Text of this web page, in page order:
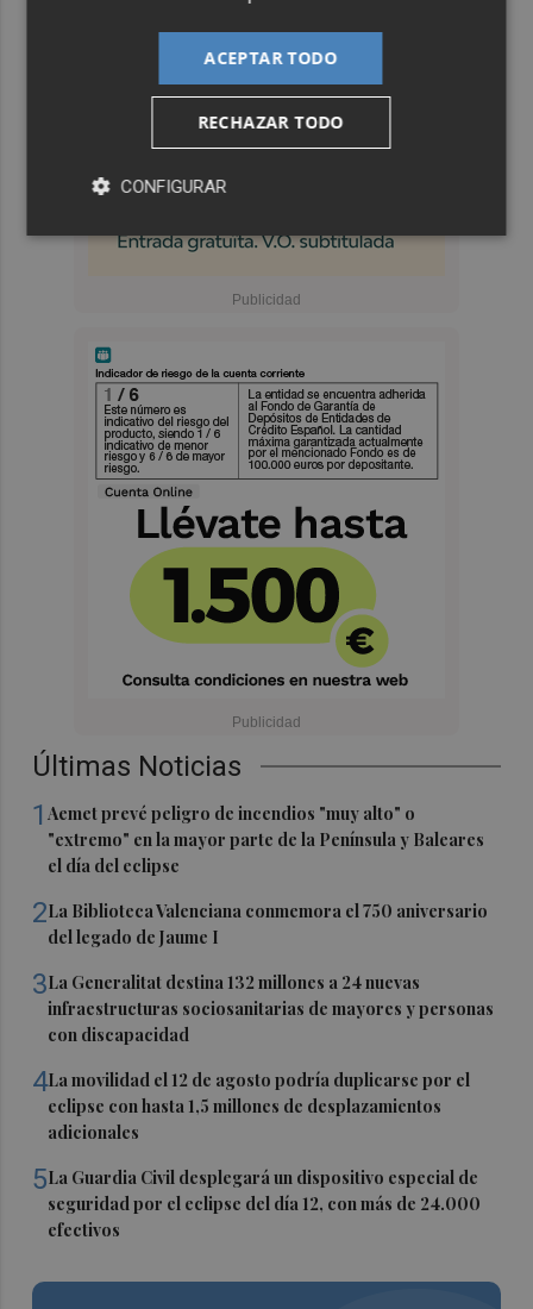
Últimas Noticias
1Aemet prevé peligro de incendios "muy alto" o
"extremo" en la mayor parte de la Península y Baleares
el día del eclipse
2La Biblioteca Valenciana conmemora el 750 aniversario
del legado de Jaume I
3La Generalitat destina 132 millones a 24 nuevas
infraestructuras sociosanitarias de mayores y personas
con discapacidad
4La movilidad el 12 de agosto podría duplicarse por el
eclipse con hasta 1,5 millones de desplazamientos
adicionales
5La Guardia Civil desplegará un dispositivo especial de
seguridad por el eclipse del día 12, con más de 24.000
efectivos
ACEPTAR TODO
RECHAZAR TODO
CONFIGURAR